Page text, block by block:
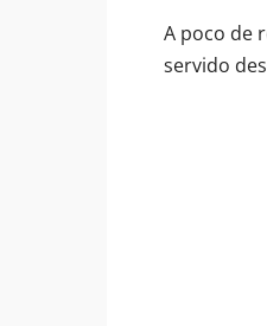
A poco de
servido